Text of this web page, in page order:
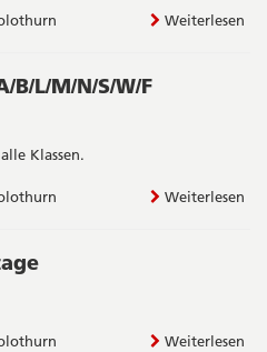
Weiterlesen
L/M/N/S/W/F
Klassen.
Weiterlesen
Weiterlesen